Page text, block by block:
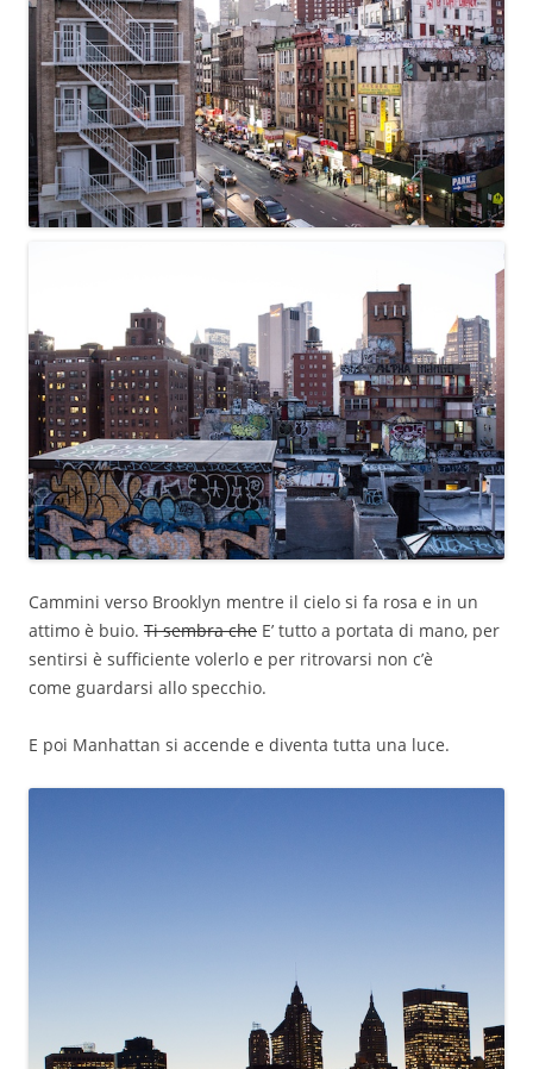
Cammini verso Brooklyn mentre il cielo si fa rosa e in un
attimo è buio. Ti sembra che E’ tutto a portata di mano, per
sentirsi è sufficiente volerlo e per ritrovarsi non c’è
come guardarsi allo specchio.
E poi Manhattan si accende e diventa tutta una luce.